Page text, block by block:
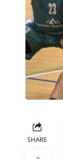
SHARE